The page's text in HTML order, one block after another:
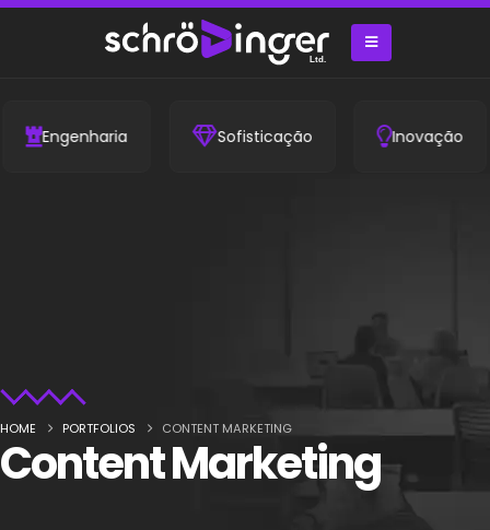
Engenharia Sofisticação Inovação
HOME PORTFOLIOS CONTENT MARKETING
Content Marketing